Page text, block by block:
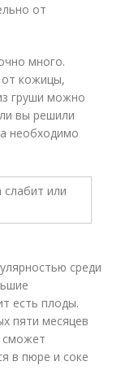
от
много.
кожицы,
груши можно
вы решили
необходимо
среди
есть плоды.
пяти месяцев
сможет
в пюре и соке